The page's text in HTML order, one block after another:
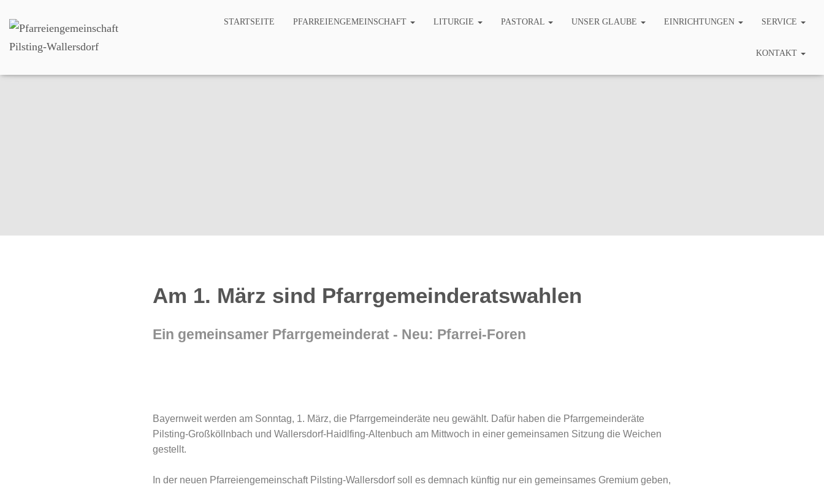
STARTSEITE PFARREIENGEMEINSCHAFT LITURGIE PASTORAL UNSER GLAUBE EINRICHTUNGEN SERVICE
KONTAKT
Am 1. März sind Pfarrgemeinderatswahlen
Ein gemeinsamer Pfarrgemeinderat - Neu: Pfarrei-Foren
Bayernweit werden am Sonntag, 1. März, die Pfarrgemeinderäte neu gewählt. Dafür haben die Pfarrgemeinderäte
Pilsting-Großköllnbach und Wallersdorf-Haidlfing-Altenbuch am Mittwoch in einer gemeinsamen Sitzung die Weichen
gestellt.
In der neuen Pfarreiengemeinschaft Pilsting-Wallersdorf soll es demnach künftig nur ein gemeinsames Gremium geben,